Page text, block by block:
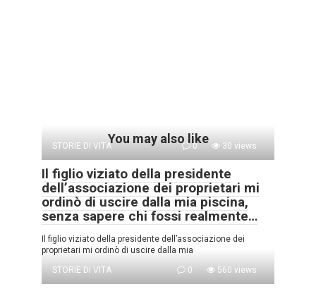
You may also like
STORIE DI VITA 0 30 views
Il figlio viziato della presidente
dell’associazione dei proprietari mi
ordinò di uscire dalla mia piscina,
senza sapere chi fossi realmente…
Il figlio viziato della presidente dell’associazione dei
proprietari mi ordinò di uscire dalla mia
STORIE DI VITA
0 560 views